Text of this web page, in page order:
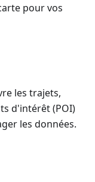
pour vos
les trajets,
d'intérêt (POI)
les données.